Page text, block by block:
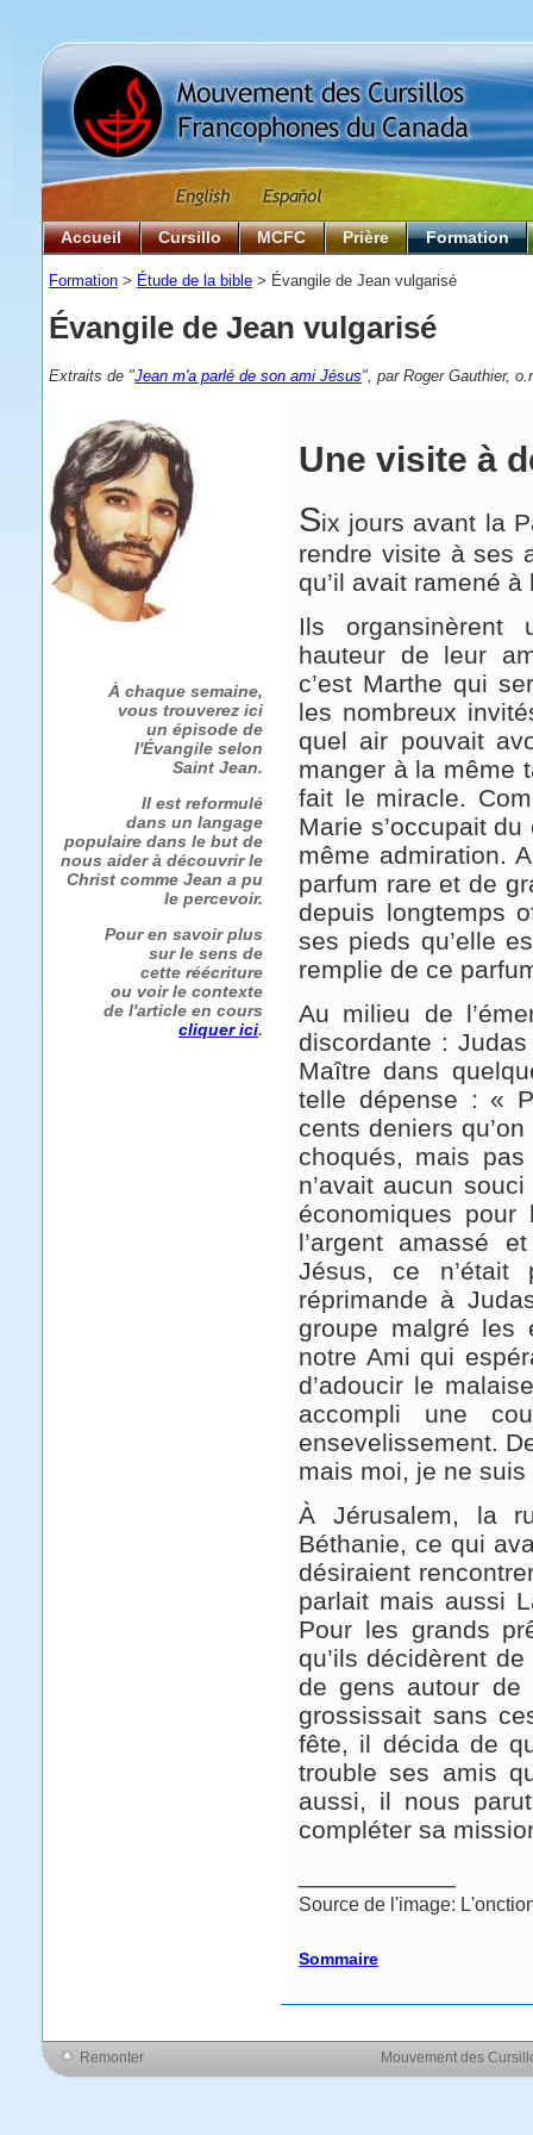
Accueil Cursillo MCFC Prière Formation
Formation > Étude de la bible > Évangile de Jean vulgarisé
Évangile de Jean vulgarisé
Extraits de "Jean m'a parlé de son ami Jésus", par Roger Gauthier,
À chaque semaine,
vous trouverez ici
un épisode de
l'Évangile selon
Saint Jean.
Il est reformulé
dans un langage
populaire dans le but de
nous aider à découvrir le
Christ comme Jean a pu
le percevoir.
Pour en savoir plus
sur le sens de
cette réécriture
ou voir le contexte
de l'article en cours
cliquer ici.
Une visite à
Six jours avant la
rendre visite à ses
qu’il avait ramené
Ils
hauteur de leur
c’est Marthe qui
les nombreux
quel air pouvait
manger à la même
fait le miracle.
Marie s’occupait
même admiration.
parfum rare et de
depuis longtemps
ses pieds qu’elle
remplie de ce
Au milieu de
discordante :
Maître dans
telle dépense : «
cents deniers
choqués, mais
n’avait aucun
économiques
l’argent amassé
Jésus, ce
réprimande à
groupe malgré les
notre Ami qui
d’adoucir le
accompli une
ensevelissement.
mais moi, je ne
À Jérusalem, la
Béthanie, ce qui
désiraient
parlait mais aussi
Pour les grands
qu’ils décidèrent
de gens autour de
grossissait sans
fête, il décida de
trouble ses amis
aussi, il nous
compléter sa
Source de l'image:
Sommaire
Remonter Mouvement des